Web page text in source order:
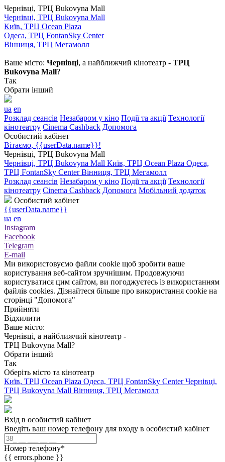
Чернівці, ТРЦ Bukovyna Mall
Чернівці, ТРЦ Bukovyna Mall
Київ, ТРЦ Ocean Plaza
Одеса, ТРЦ FontanSky Center
Вінниця, ТРЦ Мегамолл
Ваше місто: Чернівці, а найближчий кінотеатр - ТРЦ
Bukovyna Mall?
Так
Обрати інший
ua en
Розклад сеансів Незабаром у кіно Події та акції Технології
кінотеатру Cinema Cashback Допомога
Особистий кабінет
Вітаємо, {{userData.name}}!
Чернівці, ТРЦ Bukovyna Mall
Чернівці, ТРЦ Bukovyna Mall Київ, ТРЦ Ocean Plaza Одеса,
ТРЦ FontanSky CenterВінниця, ТРЦ Мегамолл
Розклад сеансів Незабаром у кіно Події та акції Технології
кінотеатру Cinema Cashback Допомога Мобільний додаток
Особистий кабінет
{{userData.name}}
ua en
Instagram
Facebook
Telegram
E-mail
Ми використовуємо файли cookie щоб зробити ваше
користування веб-сайтом зручнішим. Продовжуючи
користуватися цим сайтом, ви погоджуєтесь із використанням
файлів cookies. Дізнайтеся більше про використання cookie на
сторінці "Допомога"
Прийняти
Відхилити
Ваше місто:
Чернівці, а найближчий кінотеатр -
ТРЦ Bukovyna Mall?
Обрати інший
Так
Оберіть місто та кінотеатр
Київ, ТРЦ Ocean Plaza Одеса, ТРЦ FontanSky CenterЧернівці,
ТРЦ Bukovyna Mall Вінниця, ТРЦ Мегамолл
Вхід в особистий кабінет
Введіть ваш номер телефону для входу в особистий кабінет
Номер телефону*
{{ errors.phone }}